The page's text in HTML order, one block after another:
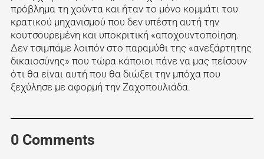
πρόβλημα τη χούντα και ήταν το μόνο κομμάτι του
κρατικού μηχανισμού που δεν υπέστη αυτή την
κουτσουρεμένη και υποκριτική «αποχουντοποίηση.
Δεν τσιμπάμε λοιπόν στο παραμύθι της «ανεξάρτητης
δικαιοσύνης» που τώρα κάποιοι πάνε να μας πείσουν
ότι θα είναι αυτή που θα διώξει την μπόχα που
ξεχύλησε με αφορμή την Ζαχοπουλιάδα.
0 Comments